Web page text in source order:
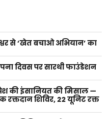
से ‘खेत बचाओ अभियान’ का
दिवस पर सारथी फाउंडेशन
की इंसानियत की मिसाल —
रक्तदान शिविर, 22 यूनिट रक्त